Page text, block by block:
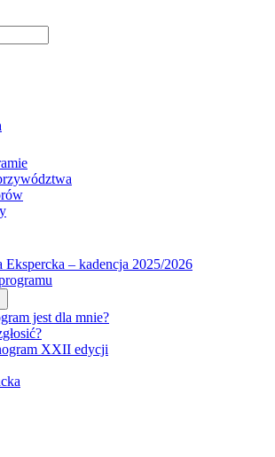
Ekspercka – kadencja 2025/2026
jest dla mnie?
XXII edycji